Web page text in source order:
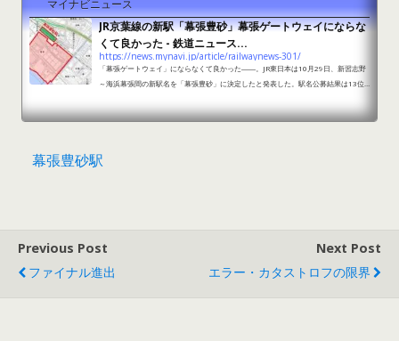
マイナビニュース
JR京葉線の新駅「幕張豊砂」幕張ゲートウェイにならな
くて良かった - 鉄道ニュース...
https://news.mynavi.jp/article/railwaynews-301/
「幕張ゲートウェイ」にならなくて良かった――。JR東日本は10月29日、新習志野
～海浜幕張間の新駅名を「幕張豊砂」に決定したと発表した。駅名公募結果は13位
幕張豊砂駅
Previous Post
ファイナル進出
Next Post
エラー・カタストロフの限界